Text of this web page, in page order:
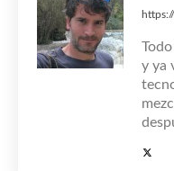
y ya